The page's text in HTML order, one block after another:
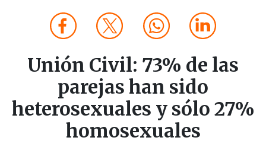
Unión Civil: 73% de las
parejas han sido
heterosexuales y sólo 27%
homosexuales